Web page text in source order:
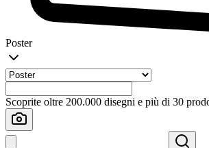
Poster
Scoprite oltre 200.000 disegni e più di 30